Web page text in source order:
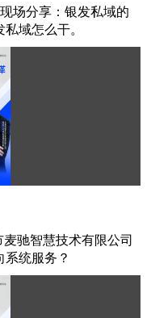
场分享：银发私域的
域怎么干。
驰智慧技术有限公司
统服务？